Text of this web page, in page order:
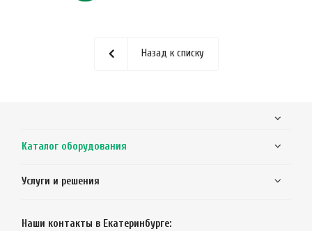
Назад к списку
Каталог оборудования
Услуги и решения
Наши контакты в Екатеринбурге: